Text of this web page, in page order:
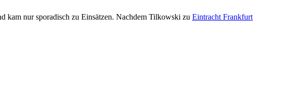
kam nur sporadisch zu Einsätzen. Nachdem Tilkowski zu Eintracht Frankfurt